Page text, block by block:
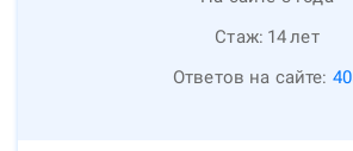
Стаж: 14лет
Ответов на сайте: